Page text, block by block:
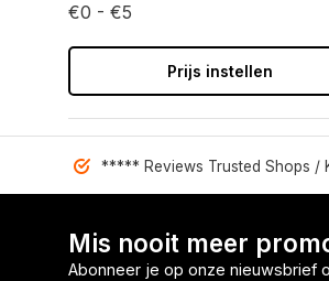
€0 - €5
Prijs instellen
***** Reviews Trusted Shops /
Mis nooit meer
Abonneer je op onze nieuwsbrief